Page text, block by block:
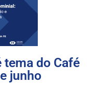
do Café
junho